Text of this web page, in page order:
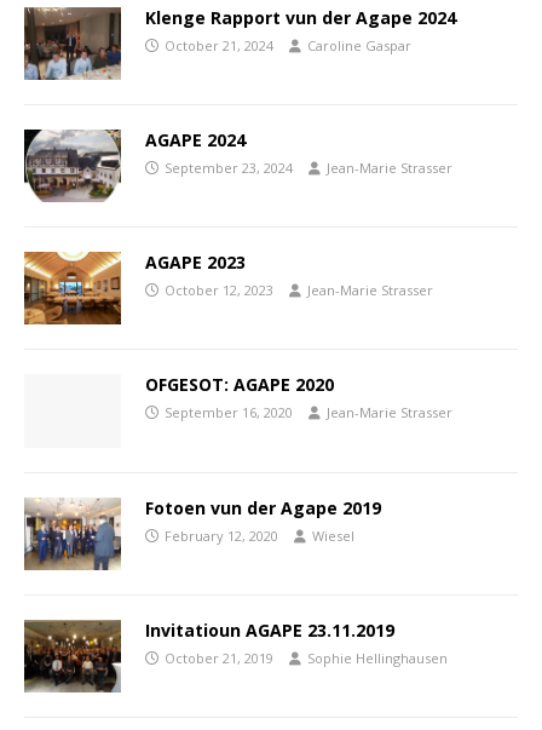
Klenge Rapport vun der Agape 2024
October 21, 2024 Caroline Gaspar
AGAPE 2024
September 23, 2024 Jean-Marie Strasser
AGAPE 2023
October 12, 2023 Jean-Marie Strasser
OFGESOT: AGAPE 2020
September 16, 2020 Jean-Marie Strasser
Fotoen vun der Agape 2019
February 12, 2020 Wiesel
Invitatioun AGAPE 23.11.2019
October 21, 2019 Sophie Hellinghausen